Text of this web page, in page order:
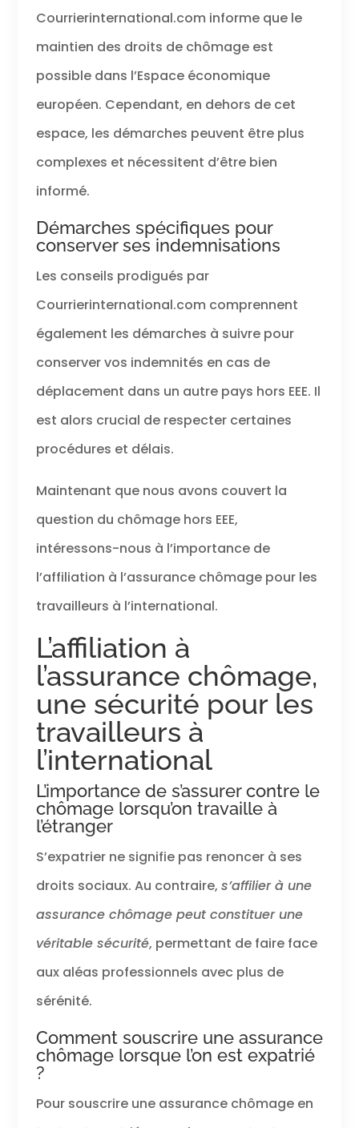
Courrierinternational.com informe que le
maintien des droits de chômage est
possible dans l’Espace économique
européen. Cependant, en dehors de cet
espace, les démarches peuvent être plus
complexes et nécessitent d’être bien
informé.
Démarches spécifiques pour
conserver ses indemnisations
Les conseils prodigués par
Courrierinternational.com comprennent
également les démarches à suivre pour
conserver vos indemnités en cas de
déplacement dans un autre pays hors EEE. Il
est alors crucial de respecter certaines
procédures et délais.
Maintenant que nous avons couvert la
question du chômage hors EEE,
intéressons-nous à l’importance de
l’affiliation à l’assurance chômage pour les
travailleurs à l’international.
L’affiliation à
l’assurance chômage,
une sécurité pour les
travailleurs à
l’international
L’importance de s’assurer contre le
chômage lorsqu’on travaille à
l’étranger
S’expatrier ne signifie pas renoncer à ses
droits sociaux. Au contraire, s’affilier à une
assurance chômage peut constituer une
véritable sécurité, permettant de faire face
aux aléas professionnels avec plus de
sérénité.
Comment souscrire une assurance
chômage lorsque l’on est expatrié
?
Pour souscrire une assurance chômage en